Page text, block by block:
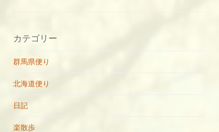
カテゴリー
群馬県便り
北海道便り
日記
楽散歩